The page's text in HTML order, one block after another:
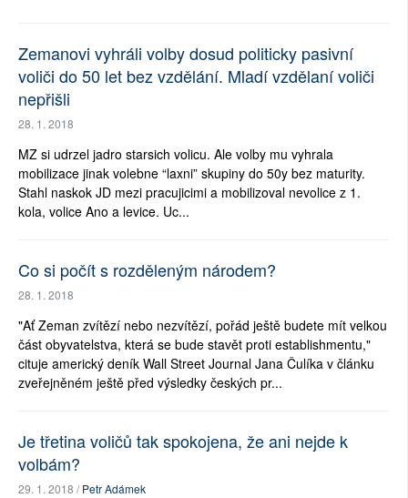
Zemanovi vyhráli volby dosud politicky pasivní
voliči do 50 let bez vzdělání. Mladí vzdělaní voliči
nepřišli
28. 1. 2018
MZ si udrzel jadro starsich volicu. Ale volby mu vyhrala
mobilizace jinak volebne “laxni” skupiny do 50y bez maturity.
Stahl naskok JD mezi pracujicimi a mobilizoval nevolice z 1.
kola, volice Ano a levice. Uc...
Co si počít s rozděleným národem?
28. 1. 2018
"Ať Zeman zvítězí nebo nezvítězí, pořád ještě budete mít velkou
část obyvatelstva, která se bude stavět proti establishmentu,"
cituje americký deník Wall Street Journal Jana Čulíka v článku
zveřejněném ještě před výsledky českých pr...
Je třetina voličů tak spokojena, že ani nejde k
volbám?
29. 1. 2018 /Petr Adámek